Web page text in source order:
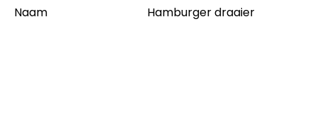
Naam
Hamburger draaier